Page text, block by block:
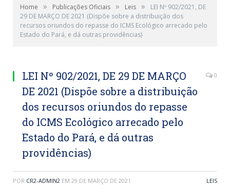
Home » Publicações Oficiais » Leis »
LEI Nº 902/2021, DE
29 DE MARÇO DE 2021 (Dispõe sobre a distribuição dos
recursos oriundos do repasse do ICMS Ecológico arrecado pelo
Estado do Pará, e dá outras providências)
LEI Nº 902/2021, DE 29 DE MARÇO
DE 2021 (Dispõe sobre a distribuição
dos recursos oriundos do repasse
do ICMS Ecológico arrecado pelo
Estado do Pará, e dá outras
providências)
0
POR CR2-ADMIN2 EM 29 DE MARÇO DE 2021 LEIS